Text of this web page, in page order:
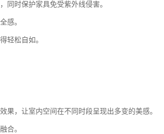
同时保护家具免受紫外线侵害。
感。
轻松自如。
果，让室内空间在不同时段呈现出多变的美感。
合。